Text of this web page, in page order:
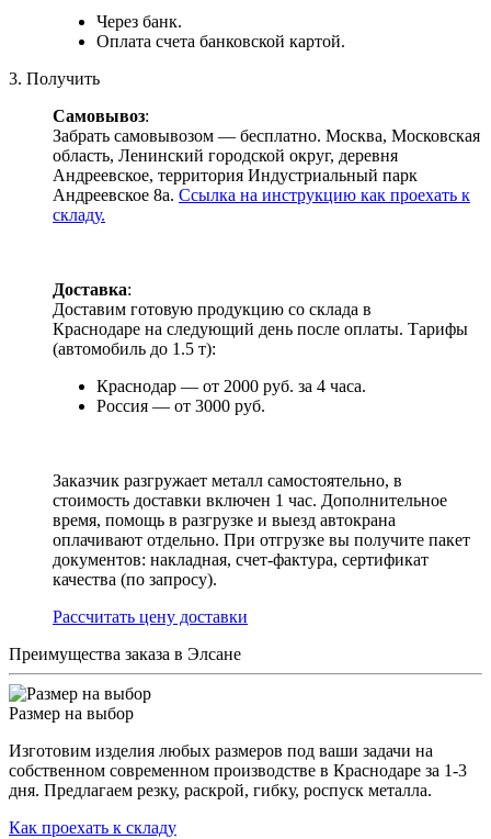
Через банк.
Оплата счета банковской картой.
3. Получить
Самовывоз:
Забрать самовывозом — бесплатно. Москва, Московская
область, Ленинский городской округ, деревня
Андреевское, территория Индустриальный парк
Андреевское 8а. Ссылка на инструкцию как проехать к
складу.
Доставка:
Доставим готовую продукцию со склада в
Краснодаре на следующий день после оплаты. Тарифы
(автомобиль до 1.5 т):
Краснодар — от 2000 руб. за 4 часа.
Россия — от 3000 руб.
Заказчик разгружает металл самостоятельно, в
стоимость доставки включен 1 час. Дополнительное
время, помощь в разгрузке и выезд автокрана
оплачивают отдельно. При отгрузке вы получите пакет
документов: накладная, счет-фактура, сертификат
качества (по запросу).
Раcсчитать цену доставки
Преимущества заказа в Элсане
Размер на выбор
Изготовим изделия любых размеров под ваши задачи на
собственном современном производстве в Краснодаре за 1-3
дня. Предлагаем резку, раскрой, гибку, роспуск металла.
Как проехать к складу